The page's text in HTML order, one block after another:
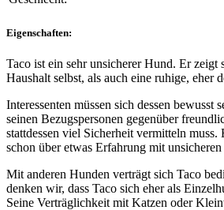
Eigenschaften:
Taco ist ein sehr unsicherer Hund. Er
Haushalt selbst, als auch eine ruhige,
Interessenten müssen sich dessen
seinen Bezugspersonen gegenüber
stattdessen viel Sicherheit vermitteln
schon über etwas Erfahrung mit
Mit anderen Hunden verträgt sich Taco
denken wir, dass Taco sich eher als
Seine Verträglichkeit mit Katzen oder